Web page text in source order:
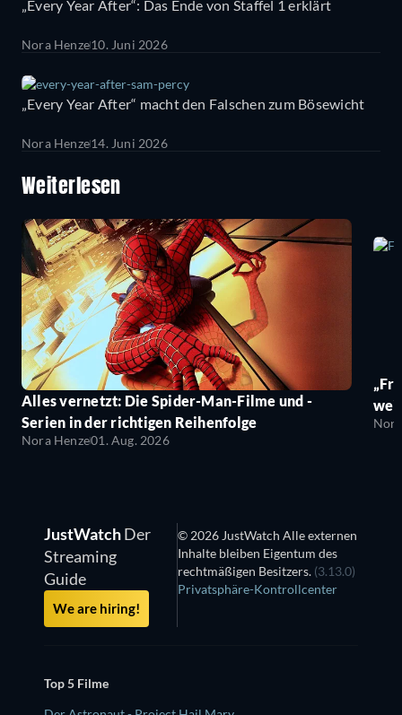
„Every Year After“: Das Ende von Staffel 1 erklärt
Nora Henze10. Juni 2026
„Every Year After“ macht den Falschen zum Bösewicht
Nora Henze14. Juni 2026
Weiterlesen
Alles vernetzt: Die Spider-Man-Filme und -
Serien in der richtigen Reihenfolge
Nora Henze01. Aug. 2026
JustWatchDer
Streaming
Guide
We are hiring!
© 2026 JustWatch Alle externen
Inhalte bleiben Eigentum des
rechtmäßigen Besitzers. (3.13.0)
Privatsphäre-Kontrollcenter
Top 5 Filme